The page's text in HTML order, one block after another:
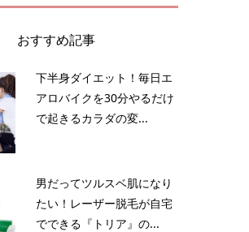
おすすめ記事
下半身ダイエット！毎日エ
アロバイクを30分やるだけ
で起きるカラダの変...
男だってツルスベ肌になり
たい！レーザー脱毛が自宅
でできる『トリア』の...